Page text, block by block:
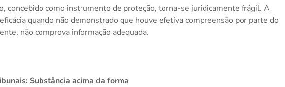
concebido como instrumento de proteção, torna-se juridicamente frágil. A
quando não demonstrado que houve efetiva compreensão por parte do
não comprova informação adequada.
Substância acima da forma